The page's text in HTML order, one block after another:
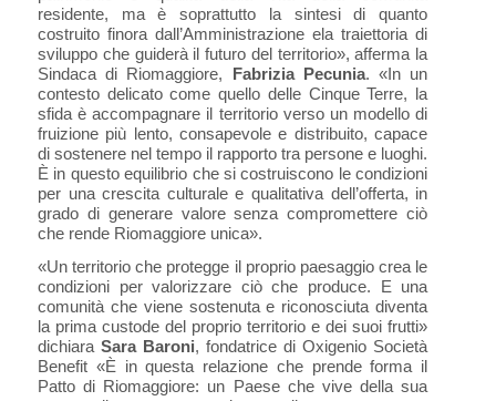
residente, ma è soprattutto la sintesi di quanto
costruito finora dall’Amministrazione ela traiettoria di
sviluppo che guiderà il futuro del territorio», afferma la
Sindaca di Riomaggiore,
Fabrizia Pecunia. «In un
contesto delicato come quello delle Cinque Terre, la
sfida è accompagnare il territorio verso un modello di
fruizione più lento, consapevole e distribuito, capace
di sostenere nel tempo il rapporto tra persone e luoghi.
È in questo equilibrio che si costruiscono le condizioni
per una crescita culturale e qualitativa dell’offerta, in
grado di generare valore senza compromettere ciò
che rende Riomaggiore unica».
«Un territorio che protegge il proprio paesaggio crea le
condizioni per valorizzare ciò che produce. E una
comunità che viene sostenuta e riconosciuta diventa
la prima custode del proprio territorio e dei suoi frutti»
dichiaraSara Baroni, fondatrice di Oxigenio Società
Benefit «È in questa relazione che prende forma il
Patto di Riomaggiore: un Paese che vive della sua